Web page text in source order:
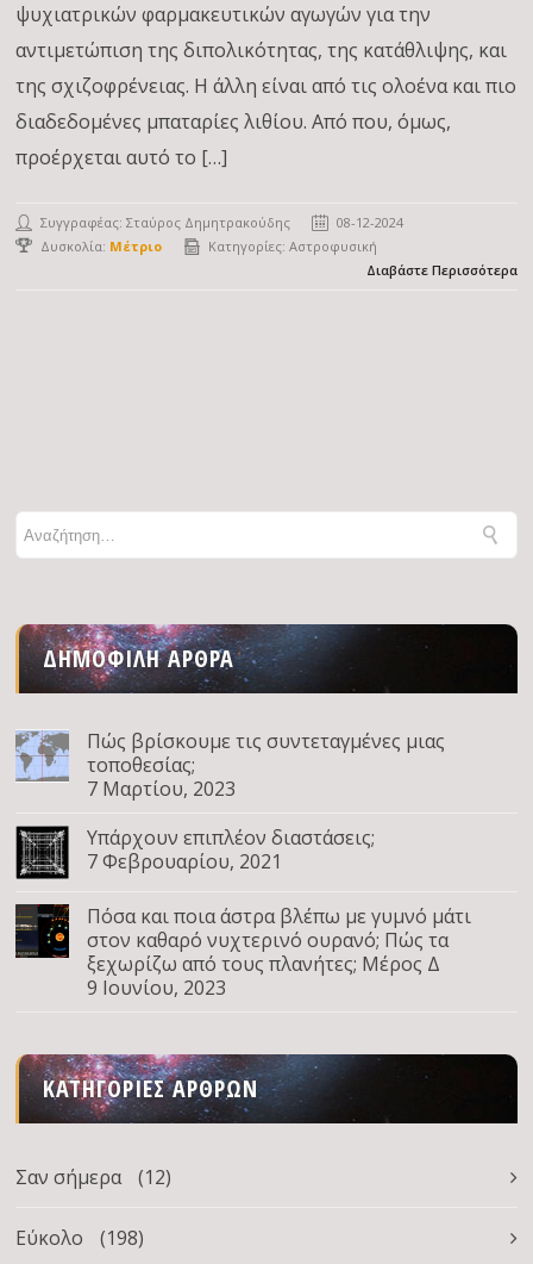
ψυχιατρικών φαρμακευτικών αγωγών για την
αντιμετώπιση της διπολικότητας, της κατάθλιψης, και
της σχιζοφρένειας. Η άλλη είναι από τις ολοένα και πιο
διαδεδομένες μπαταρίες λιθίου. Από που, όμως,
προέρχεται αυτό το […]
Συγγραφέας:Σταύρος Δημητρακούδης
08-12-2024
Δυσκολία: Μέτριο Κατηγορίες:Αστροφυσική
Διαβάστε Περισσότερα
ΔΗΜΟΦΙΛΉ ΆΡΘΡΑ
Πώς βρίσκουμε τις συντεταγμένες μιας
τοποθεσίας;
7 Μαρτίου, 2023
Υπάρχουν επιπλέον διαστάσεις;
7 Φεβρουαρίου, 2021
Πόσα και ποια άστρα βλέπω με γυμνό μάτι
στον καθαρό νυχτερινό ουρανό; Πώς τα
ξεχωρίζω από τους πλανήτες; Μέρος Δ
9 Ιουνίου, 2023
ΚΑΤΗΓΟΡΊΕΣ ΆΡΘΡΩΝ
Σαν σήμερα (12)
Εύκολο (198)